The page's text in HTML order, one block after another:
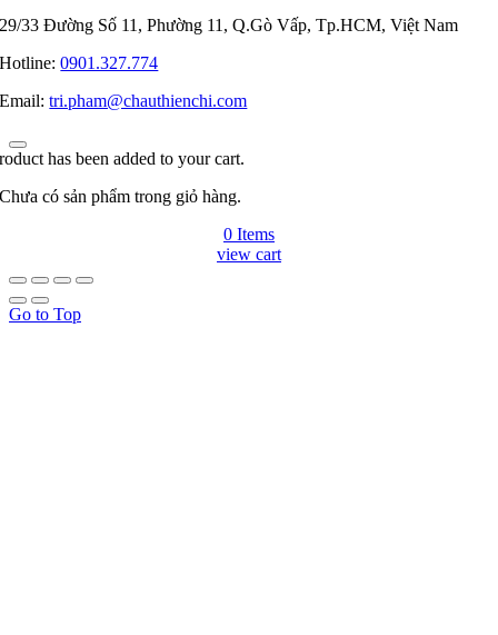
29/33 Đường Số 11, Phường 11, Q.Gò Vấp, Tp.HCM, Việt Nam
Hotline:0901.327.774
Email:tri.pham@chauthienchi.com
has been added to your cart.
Chưa có sản phẩm trong giỏ hàng.
0 Items
view cart
Go to Top